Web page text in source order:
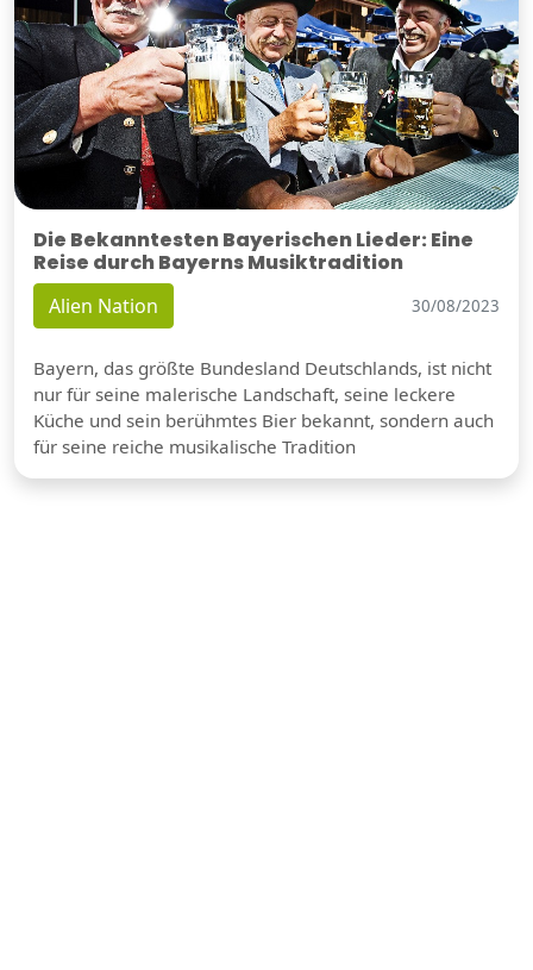
Die Bekanntesten Bayerischen Lieder: Eine
Reise durch Bayerns Musiktradition
Alien Nation 30/08/2023
Bayern, das größte Bundesland Deutschlands, ist nicht
nur für seine malerische Landschaft, seine leckere
Küche und sein berühmtes Bier bekannt, sondern auch
für seine reiche musikalische Tradition